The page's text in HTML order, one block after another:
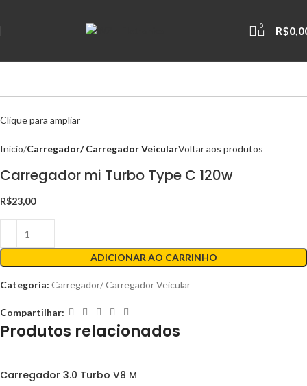
0 R$
Clique para ampliar
Início Carregador/ Carregador VeicularVoltar aos produtos
Carregador mi Turbo Type C 120w
R$23,00
ADICIONAR AO CARRINHO
Categoria: Carregador/ Carregador Veicular
Compartilhar:
Produtos relacionados
Carregador 3.0 Turbo V8 M